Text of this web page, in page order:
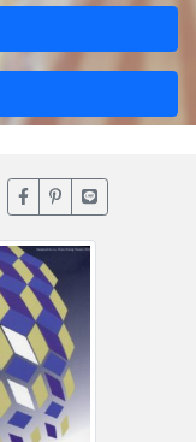
臉書分享(另開新視窗)
噗浪分享(另開新
Line分享(另